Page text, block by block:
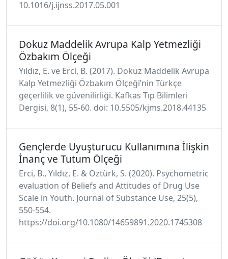
10.1016/j.ijnss.2017.05.001
Dokuz Maddelik Avrupa Kalp Yetmezliği
Özbakım Ölçeği
Yıldız, E. ve Erci, B. (2017). Dokuz Maddelik Avrupa
Kalp Yetmezliği Özbakım Ölçeği’nin Türkçe
geçerlilik ve güvenilirliği. Kafkas Tıp Bilimleri
Dergisi, 8(1), 55-60. doi: 10.5505/kjms.2018.44135
Gençlerde Uyuşturucu Kullanımına İlişkin
İnanç ve Tutum Ölçeği
Erci, B., Yıldız, E. & Öztürk, S. (2020). Psychometric
evaluation of Beliefs and Attitudes of Drug Use
Scale in Youth. Journal of Substance Use, 25(5),
550-554.
https://doi.org/10.1080/14659891.2020.1745308